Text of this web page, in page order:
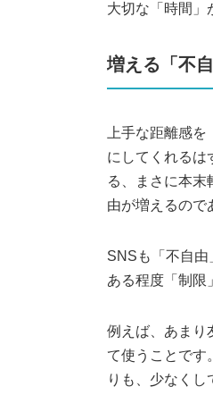
大切な「時間」
増える「不
上手な距離感
にしてくれるは
る、まさに本末
由が増えるの
SNSも「不自由
ある程度「制限
例えば、あまり
て使うことです
りも、少なく